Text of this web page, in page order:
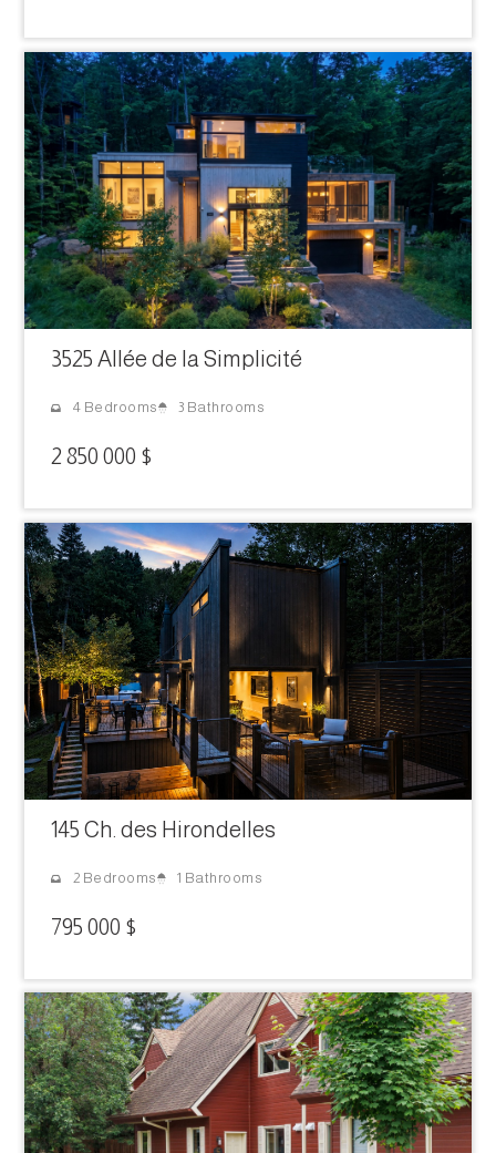
3525 Allée de la Simplicité
4 Bedrooms 3 Bathrooms
2 850 000 $
145 Ch. des Hirondelles
2 Bedrooms 1 Bathrooms
795 000 $